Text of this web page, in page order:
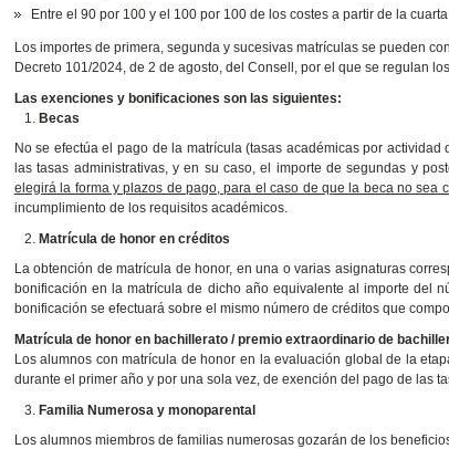
Entre el 90 por 100 y el 100 por 100 de los costes a partir de la
Los importes de primera, segunda y sucesivas matrículas se pueden
Decreto 101/2024, de 2 de agosto, del Consell, por el que se regulan
Las exenciones y bonificaciones son las siguientes:
Becas
No se efectúa el pago de la matrícula (tasas académicas por
las tasas administrativas, y en su caso, el importe de segundas y
elegirá la forma y plazos de pago, para el caso de que la beca no sea
incumplimiento de los requisitos académicos.
Matrícula de honor en créditos
La obtención de matrícula de honor, en una o varias asignaturas
bonificación en la matrícula de dicho año equivalente al importe del
bonificación se efectuará sobre el mismo número de créditos que
Matrícula de honor en bachillerato / premio extraordinario de
Los alumnos con matrícula de honor en la evaluación global de la
durante el primer año y por una sola vez, de exención del pago de las
Familia Numerosa y monoparental
Los alumnos miembros de familias numerosas gozarán de los